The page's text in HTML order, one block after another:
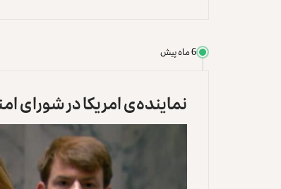
6 ماه پیش
نماینده‌ی امریکا در شورای